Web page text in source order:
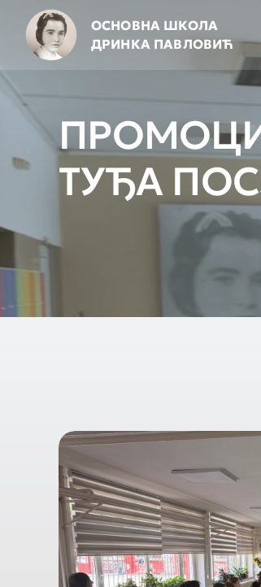
content
ОСНОВНА ШКОЛА
ДРИНКА ПАВЛОВИЋ
ТУЂА